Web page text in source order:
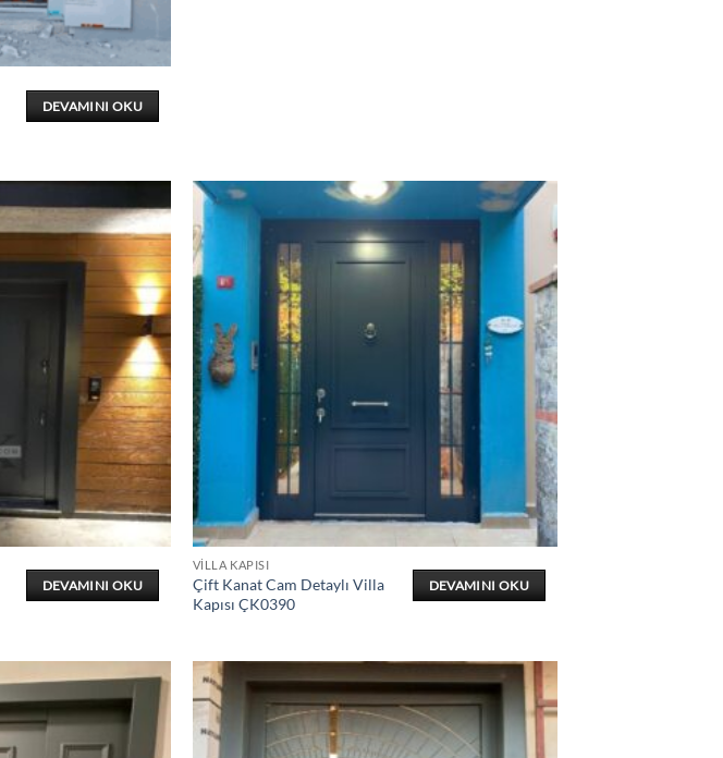
DEVAMINI OKU
DEVAMINI OKU
VILLA KAPISI
Çift Kanat Cam Detaylı Villa
Kapısı ÇK0390
DEVAMINI OKU